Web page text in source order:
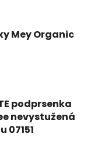
Mey Organic
podprsenka
nevystužená
07151